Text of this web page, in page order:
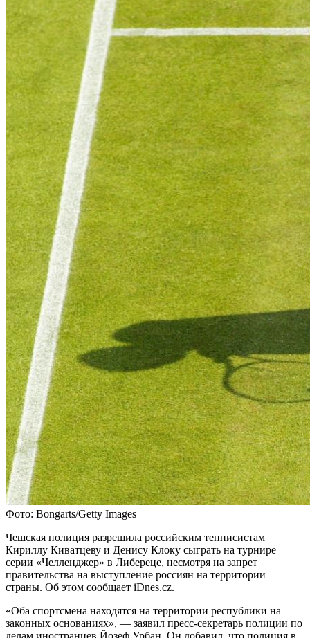
Фото: Bongarts/Getty Images
Чешская полиция разрешила российским теннисистам
Кириллу Киватцеву и Денису Клоку сыграть на турнире
серии «Челленджер» в Либереце, несмотря на запрет
правительства на выступление россиян на территории
страны. Об этом сообщает iDnes.cz.
«Оба спортсмена находятся на территории республики на
законных основаниях», — заявил пресс-секретарь полиции по